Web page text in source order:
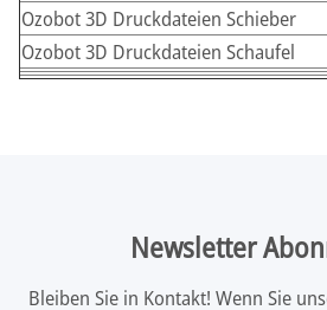
Ozobot 3D Druckdateien Schieber
Ozobot 3D Druckdateien Schaufel
Newsletter
Bleiben Sie in Kontakt! Wenn Sie